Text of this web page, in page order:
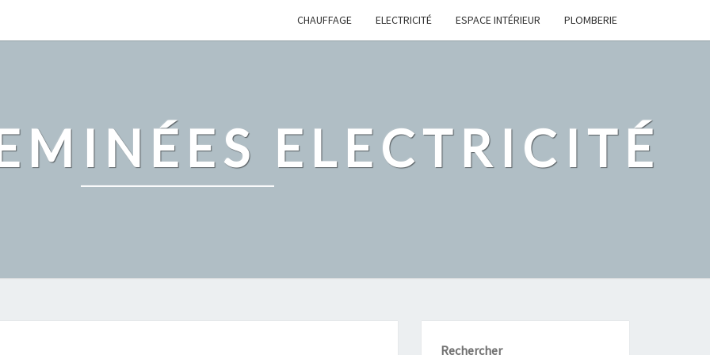
CHAUFFAGE ELECTRICITÉ ESPACE INTÉRIEUR PLOMBERIE
ELECTRICITÉ
Rechercher